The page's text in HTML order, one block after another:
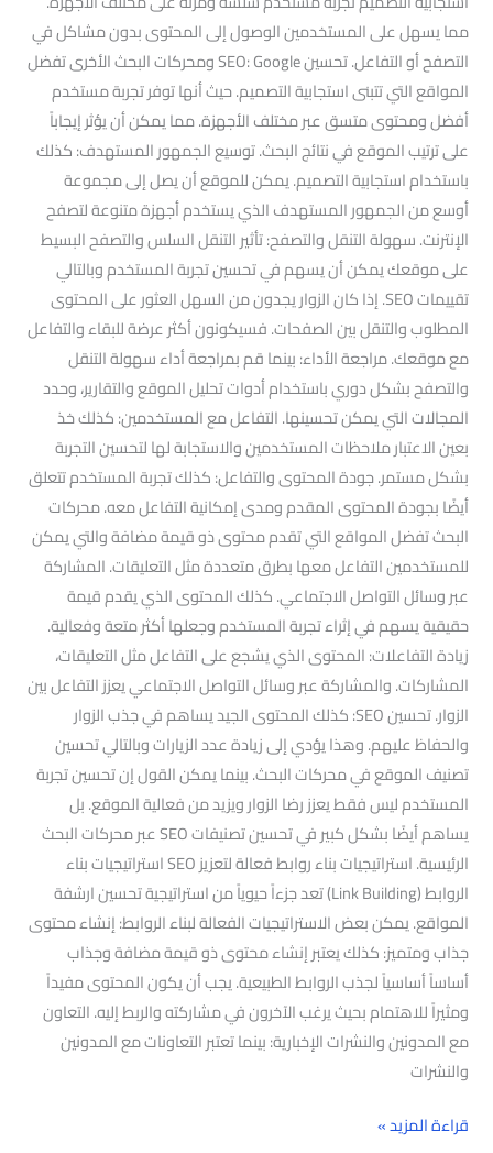
مما يسهل على المستخدمين الوصول إلى المحتوى بدون مشاكل في
التصفح أو التفاعل. تحسين SEO: Google ومحركات البحث الأخرى تفضل
المواقع التي تتبنى استجابية التصميم. حيث أنها توفر تجربة مستخدم
أفضل ومحتوى متسق عبر مختلف الأجهزة. مما يمكن أن يؤثر إيجاباً
على ترتيب الموقع في نتائج البحث. توسيع الجمهور المستهدف: كذلك
باستخدام استجابية التصميم. يمكن للموقع أن يصل إلى مجموعة
أوسع من الجمهور المستهدف الذي يستخدم أجهزة متنوعة لتصفح
الإنترنت. سهولة التنقل والتصفح: تأثير التنقل السلس والتصفح البسيط
على موقعك يمكن أن يسهم في تحسين تجربة المستخدم وبالتالي
تقييمات SEO. إذا كان الزوار يجدون من السهل العثور على المحتوى
المطلوب والتنقل بين الصفحات. فسيكونون أكثر عرضة للبقاء والتفاعل
مع موقعك. مراجعة الأداء: بينما قم بمراجعة أداء سهولة التنقل
والتصفح بشكل دوري باستخدام أدوات تحليل الموقع والتقارير، وحدد
المجالات التي يمكن تحسينها. التفاعل مع المستخدمين: كذلك خذ
بعين الاعتبار ملاحظات المستخدمين والاستجابة لها لتحسين التجربة
بشكل مستمر. جودة المحتوى والتفاعل: كذلك تجربة المستخدم تتعلق
أيضًا بجودة المحتوى المقدم ومدى إمكانية التفاعل معه. محركات
البحث تفضل المواقع التي تقدم محتوى ذو قيمة مضافة والتي يمكن
للمستخدمين التفاعل معها بطرق متعددة مثل التعليقات. المشاركة
عبر وسائل التواصل الاجتماعي. كذلك المحتوى الذي يقدم قيمة
حقيقية يسهم في إثراء تجربة المستخدم وجعلها أكثر متعة وفعالية.
زيادة التفاعلات: المحتوى الذي يشجع على التفاعل مثل التعليقات،
المشاركات. والمشاركة عبر وسائل التواصل الاجتماعي يعزز التفاعل بين
الزوار. تحسين SEO: كذلك المحتوى الجيد يساهم في جذب الزوار
والحفاظ عليهم. وهذا يؤدي إلى زيادة عدد الزيارات وبالتالي تحسين
تصنيف الموقع في محركات البحث. بينما يمكن القول إن تحسين تجربة
المستخدم ليس فقط يعزز رضا الزوار ويزيد من فعالية الموقع. بل
يساهم أيضًا بشكل كبير في تحسين تصنيفات SEO عبر محركات البحث
الرئيسية. استراتيجيات بناء روابط فعالة لتعزيز SEO استراتيجيات بناء
الروابط (Link Building) تعد جزءاً حيوياً من استراتيجية تحسين ارشفة
المواقع. يمكن بعض الاستراتيجيات الفعالة لبناء الروابط: إنشاء محتوى
جذاب ومتميز: كذلك يعتبر إنشاء محتوى ذو قيمة مضافة وجذاب
أساساً أساسياً لجذب الروابط الطبيعية. يجب أن يكون المحتوى مفيداً
ومثيراً للاهتمام بحيث يرغب الآخرون في مشاركته والربط إليه. التعاون
مع المدونين والنشرات الإخبارية: بينما تعتبر التعاونات مع المدونين
والنشرات
قراءة المزيد »